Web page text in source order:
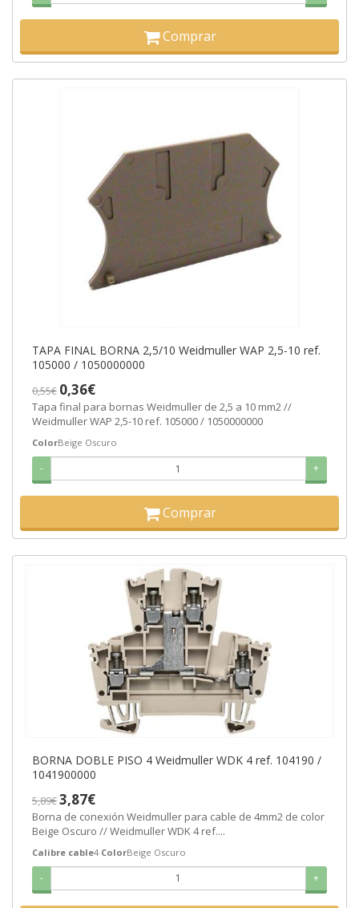
Comprar
TAPA FINAL BORNA 2,5/10 Weidmuller WAP 2,5-10 ref.
105000 / 1050000000
0,55€ 0,36€
Tapa final para bornas Weidmuller de 2,5 a 10 mm2 //
Weidmuller WAP 2,5-10 ref. 105000 / 1050000000
ColorBeige Oscuro
- +
Comprar
BORNA DOBLE PISO 4 Weidmuller WDK 4 ref. 104190 /
1041900000
5,89€3,87€
Borna de conexión Weidmuller para cable de 4mm2 de color
Beige Oscuro // Weidmuller WDK 4 ref....
Calibre cable4 ColorBeige Oscuro
- +